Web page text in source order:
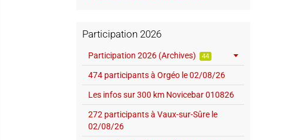
Participation 2026
Participation 2026 (Archives) 44
474 participants à Orgéo le 02/08/26
Les infos sur 300 km Novicebar 010826
272 participants à Vaux-sur-Sûre le
02/08/26